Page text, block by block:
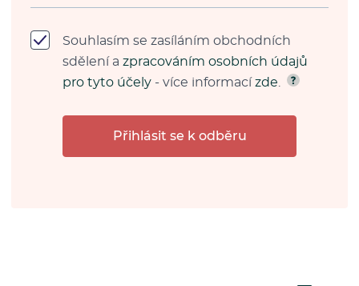
Souhlasím se zasíláním obchodních
sdělení a zpracováním osobních údajů
pro tyto účely - více informací zde
Přihlásit se k odběru